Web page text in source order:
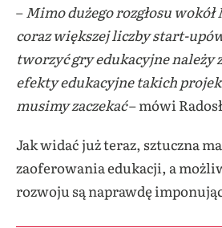
–Mimo dużego rozgłosu wokół
coraz większej liczby start-
tworzyć gry edukacyjne należy
efekty edukacyjne takich
musimy zaczekać– mówi
Jak widać już teraz, sztuczna
zaoferowania edukacji, a
rozwoju są naprawdę